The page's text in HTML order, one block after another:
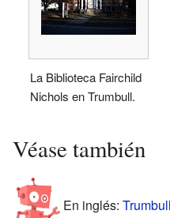
La Biblioteca Fairchild
Nichols en Trumbull.
Véase también
En inglés: